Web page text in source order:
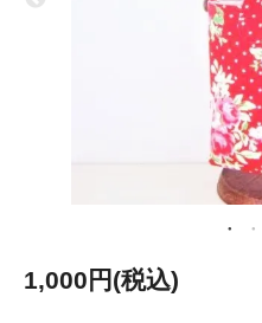
1,000円(税込)